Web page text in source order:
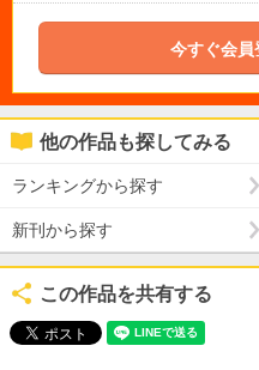
今すぐ会員
他の作品も探してみる
ランキングから探す
新刊から探す
この作品を共有する